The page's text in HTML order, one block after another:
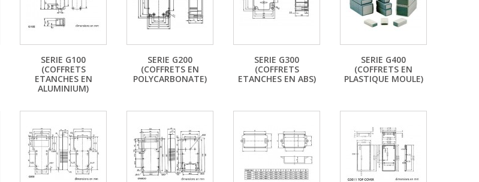
SERIE G100
(COFFRETS
ETANCHES EN
ALUMINIUM)
SERIE G200
(COFFRETS EN
POLYCARBONATE)
SERIE G300
(COFFRETS
ETANCHES EN ABS)
SERIE G400
(COFFRETS EN
PLASTIQUE MOULE)